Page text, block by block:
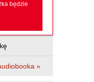
będzie
»